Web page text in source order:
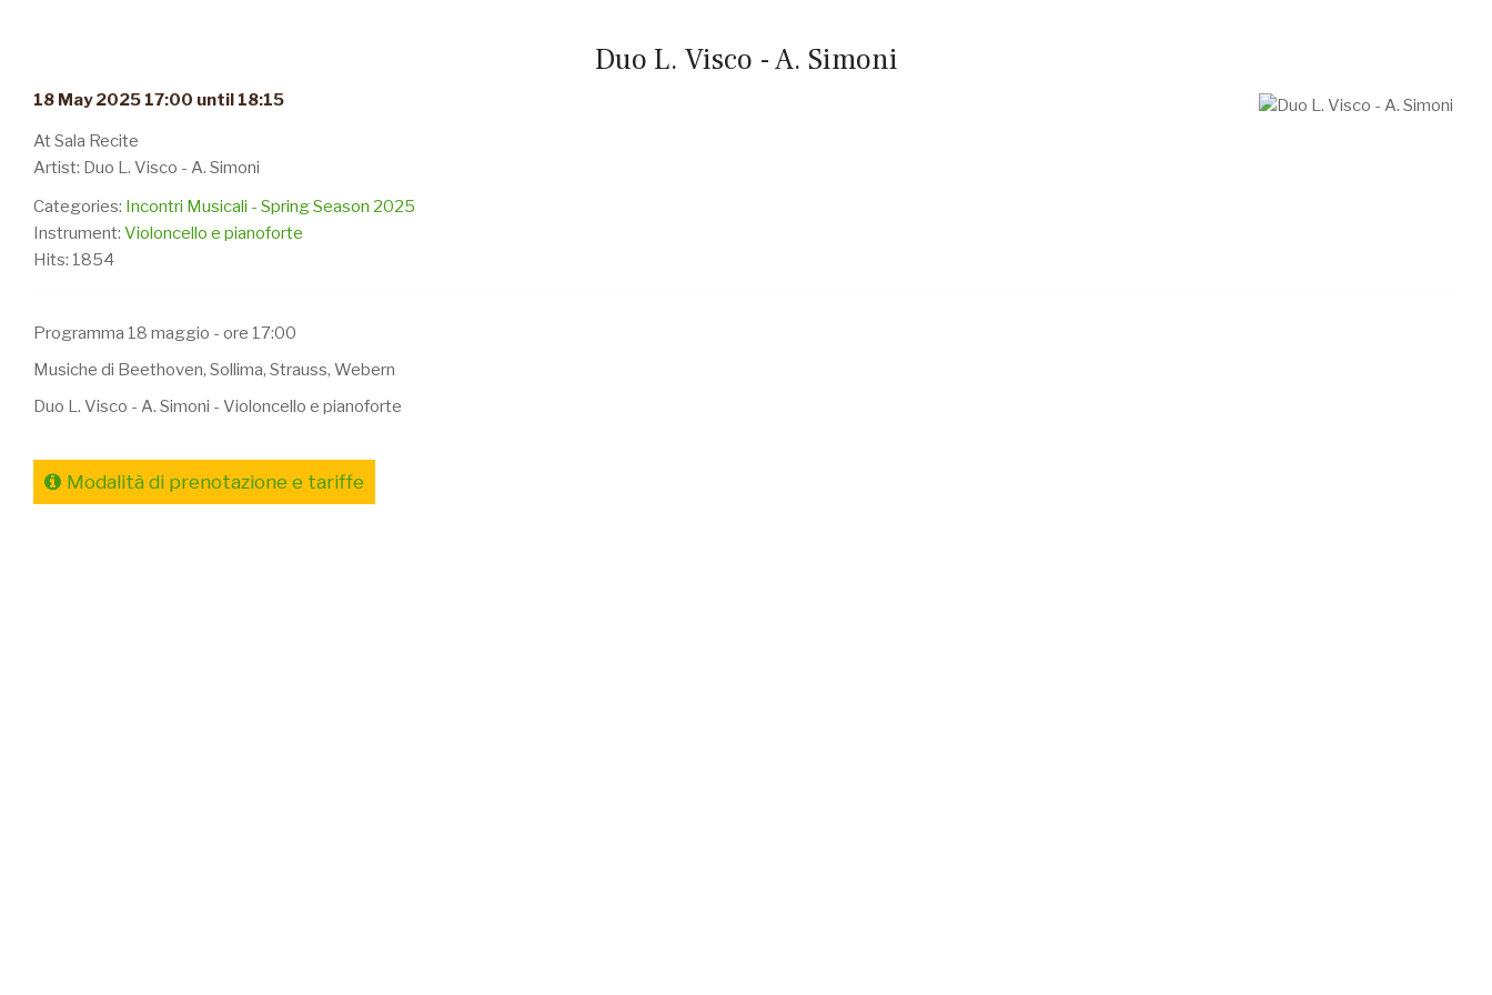
Duo L. Visco - A. Simoni
18 May 2025 17:00 until 18:15
At Sala Recite
Artist: Duo L. Visco - A. Simoni
Categories: Incontri Musicali - Spring Season 2025
Instrument: Violoncello e pianoforte
Hits: 1854
Programma 18 maggio - ore 17:00
Musiche di Beethoven, Sollima, Strauss, Webern
Duo L. Visco - A. Simoni - Violoncello e pianoforte
Modalità di prenotazione e tariffe